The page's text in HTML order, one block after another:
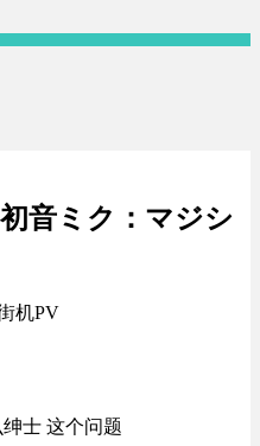
音ミク：マジシ
机PV
士 这个问题